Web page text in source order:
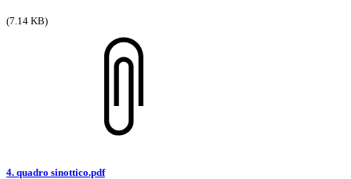
(7.14 KB)
4. quadro sinottico.pdf